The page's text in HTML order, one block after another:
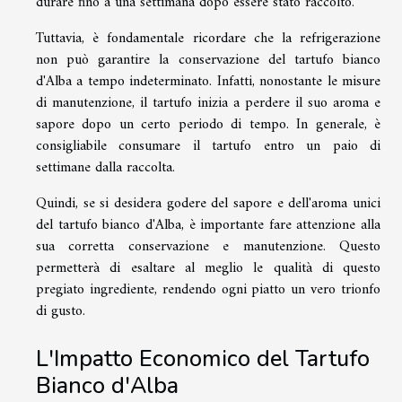
Tuttavia, è fondamentale ricordare che la refrigerazione
non può garantire la conservazione del tartufo bianco
d'Alba a tempo indeterminato. Infatti, nonostante le misure
di manutenzione, il tartufo inizia a perdere il suo aroma e
sapore dopo un certo periodo di tempo. In generale, è
consigliabile consumare il tartufo entro un paio di
settimane dalla raccolta.
Quindi, se si desidera godere del sapore e dell'aroma unici
del tartufo bianco d'Alba, è importante fare attenzione alla
sua corretta conservazione e manutenzione. Questo
permetterà di esaltare al meglio le qualità di questo
pregiato ingrediente, rendendo ogni piatto un vero trionfo
di gusto.
L'Impatto Economico del Tartufo
Bianco d'Alba